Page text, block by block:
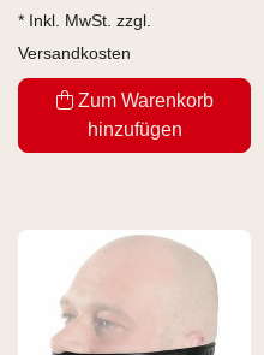
* Inkl. MwSt. zzgl.
Versandkosten
Zum Warenkorb
hinzufügen